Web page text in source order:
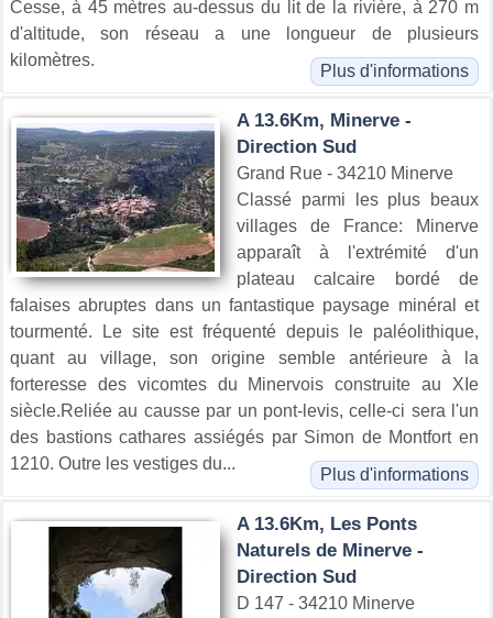
Cesse, à 45 mètres au-dessus du lit de la rivière, à 270 m
d'altitude, son réseau a une longueur de plusieurs
kilomètres.
Plus d'informations
A 13.6Km, Minerve -
Direction Sud
Grand Rue - 34210 Minerve
Classé parmi les plus beaux
villages de France: Minerve
apparaît à l'extrémité d'un
plateau calcaire bordé de
falaises abruptes dans un fantastique paysage minéral et
tourmenté. Le site est fréquenté depuis le paléolithique,
quant au village, son origine semble antérieure à la
forteresse des vicomtes du Minervois construite au XIe
siècle.Reliée au causse par un pont-levis, celle-ci sera l'un
des bastions cathares assiégés par Simon de Montfort en
1210. Outre les vestiges du...
Plus d'informations
A 13.6Km, Les Ponts
Naturels de Minerve -
Direction Sud
D 147 - 34210 Minerve